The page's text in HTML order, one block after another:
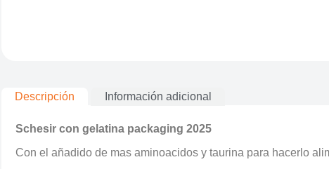
Descripción Información adicional
Schesir con gelatina packaging 2025
Con el añadido de mas aminoacidos y taurina para hacerlo